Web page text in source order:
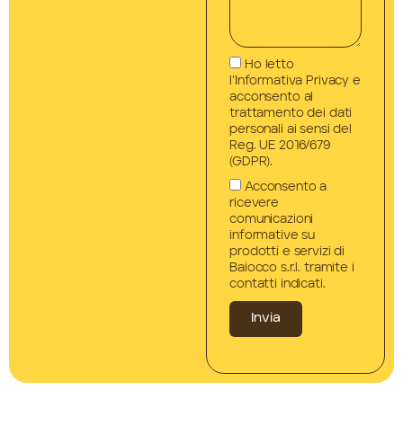
Ho letto
l’Informativa Privacy e
acconsento al
trattamento dei dati
personali ai sensi del
Reg. UE 2016/679
(GDPR).
Acconsento a
ricevere
comunicazioni
informative su
prodotti e servizi di
Baiocco s.r.l. tramite i
contatti indicati.
Invia